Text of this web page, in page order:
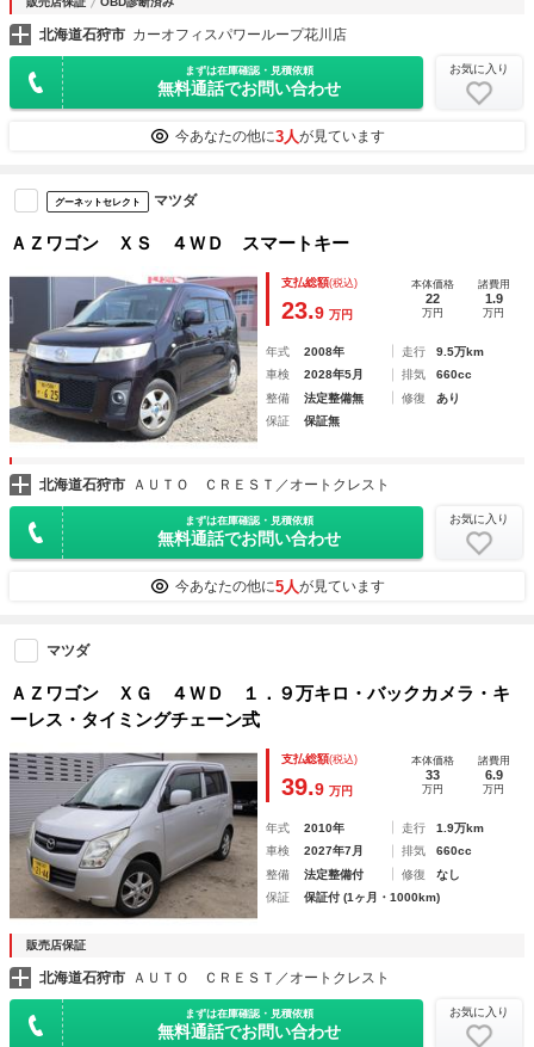
北海道石狩市 カーオフィスパワーループ花川店
まずは在庫確認・見積依頼
無料通話でお問い合わせ
お気に入り
今あなたの他に3人が見ています
グーネットセレクト マツダ
ＡＺワゴン ＸＳ ４ＷＤ スマートキー
支払総額(税込)
23.9 万円
本体価格
22
万円
諸費用
1.9
万円
年式 2008年 走行
9.5万km
車検
2028年5月 排気
660cc
整備
法定整備無 修復
あり
保証
保証無
北海道石狩市 ＡＵＴＯ ＣＲＥＳＴ／オートクレスト
まずは在庫確認・見積依頼
無料通話でお問い合わせ
お気に入り
今あなたの他に5人が見ています
マツダ
ＡＺワゴン ＸＧ ４ＷＤ １．９万キロ・バックカメラ・キ
ーレス・タイミングチェーン式
支払総額(税込)
39.9 万円
本体価格
33
万円
諸費用
6.9
万円
年式 2010年 走行
1.9万km
車検
2027年7月 排気
660cc
整備
法定整備付 修復
なし
保証
保証付 (1ヶ月・1000km)
販売店保証
北海道石狩市 ＡＵＴＯ ＣＲＥＳＴ／オートクレスト
まずは在庫確認・見積依頼
無料通話でお問い合わせ
お気に入り